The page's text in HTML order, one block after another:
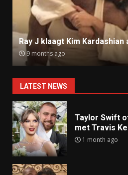
Ray J klaagt Kim
9 months ago
LATEST NEWS
Taylor Swift
met Travis
1 month ago